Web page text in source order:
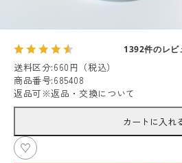
1392件のレビ
送料区分:660円（税込）
商品番号:685408
返品可 ※返品・交換について
カートに入れ